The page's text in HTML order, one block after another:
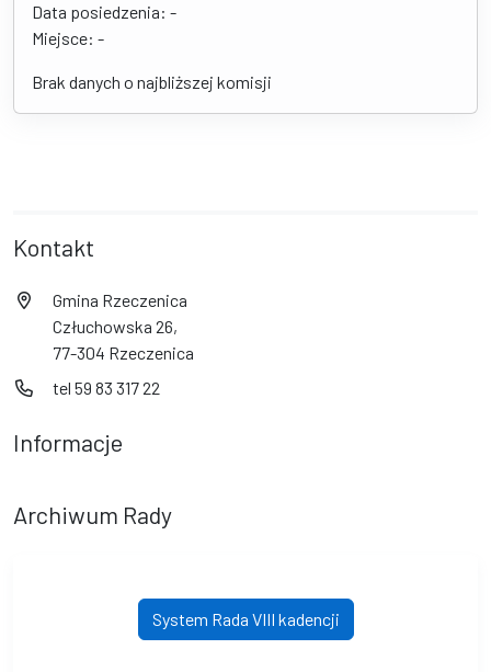
Data posiedzenia: -
Miejsce: -
Brak danych o najbliższej komisji
Kontakt
Gmina Rzeczenica
Człuchowska 26,
77-304 Rzeczenica
tel 59 83 317 22
Informacje
Archiwum Rady
System Rada VIII kadencji